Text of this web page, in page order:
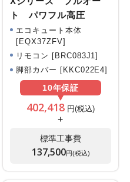
ト パワフル高圧
エコキュート本体
[EQX37ZFV]
リモコン [BRC083J1]
脚部カバー [KKC022E4]
10年保証
402,418 円(税込)
+
標準工事費
137,500円(税込)